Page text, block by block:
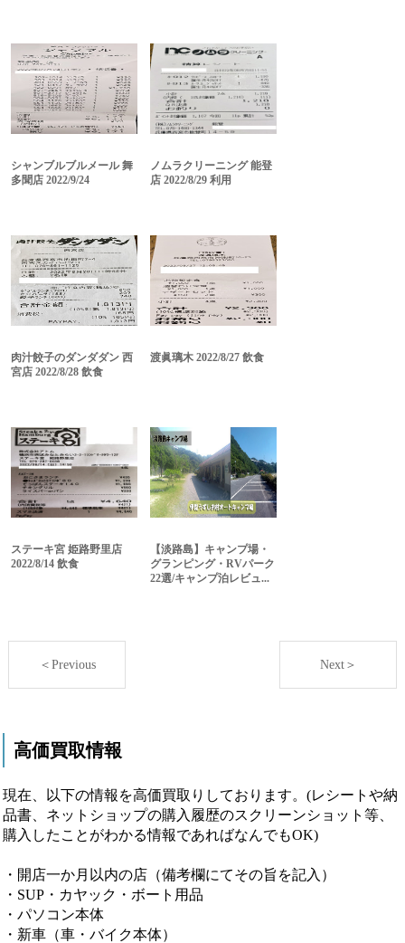
シャンブルブルメール 舞
多聞店 2022/9/24
ノムラクリーニング 能登
店 2022/8/29 利用
肉汁餃子のダンダダン 西
宮店 2022/8/28 飲食
渡眞璃木 2022/8/27 飲食
ステーキ宮 姫路野里店
2022/8/14 飲食
【淡路島】キャンプ場・
グランピング・RVパーク
22選/キャンプ泊レビュ...
＜Previous Next＞
高価買取情報
現在、以下の情報を高価買取りしております。(レシートや納
品書、ネットショップの購入履歴のスクリーンショット等、
購入したことがわかる情報であればなんでもOK)
・開店一か月以内の店（備考欄にてその旨を記入）
・SUP・カヤック・ボート用品
・パソコン本体
・新車（車・バイク本体）